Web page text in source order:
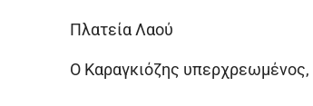
Πλατεία Λαού
Ο Καραγκιόζης υπερχρεωμένος,